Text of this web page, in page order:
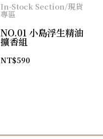
In-Stock Section/現貨
專區
NO.01 小島浮生精油
擴香組
NT$590